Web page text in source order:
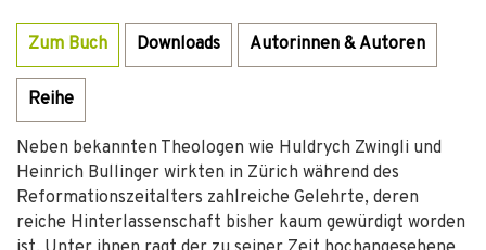
Zum Buch Downloads Autorinnen & Autoren
Reihe
Neben bekannten Theologen wie Huldrych Zwingli und
Heinrich Bullinger wirkten in Zürich während des
Reformationszeitalters zahlreiche Gelehrte, deren
reiche Hinterlassenschaft bisher kaum gewürdigt worden